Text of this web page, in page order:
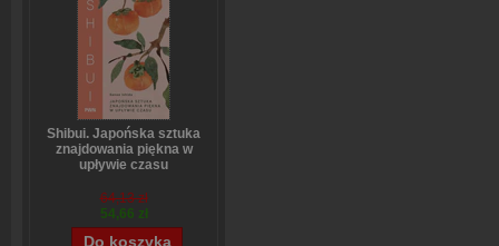
Shibui. Japońska sztuka
znajdowania piękna w
upływie czasu
64,13 zł
54,66 zł